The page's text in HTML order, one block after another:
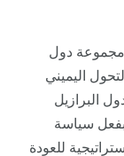
مجموعة دول
اليميني
البرازيل
سياسة
للعودة